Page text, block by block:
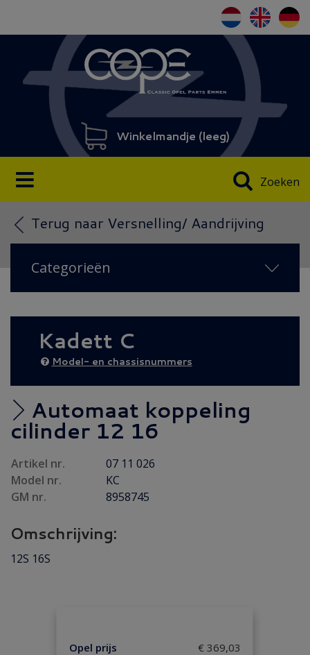
Winkelmandje (leeg)
Zoeken
Terug naar Versnelling/ Aandrijving
Categorieën
AANBIEDING(3)
Achteras (18)
Bumper/ Spoiler/ Spiegel
Carrosserie
Carrosserie plaatwerk(7)
Emblemen/ Sierlijsten(39)
Folders/ Boeken/ Modellen
Gereviseerd(15)
Interieur/ Instrumenten
Versnelling/ Aandrijving
Kadett C
Model- en chassisnummers
Automaat koppeling
cilinder 12 16
Artikel nr.
07 11 026
Model nr.
KC
GM nr.
8958745
Omschrijving:
12S 16S
Opel prijs
€ 369,03